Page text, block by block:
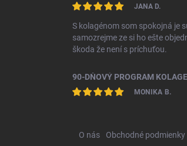
JANA D.
S kolagénom som spokojná je
samozrejme ze si ho ešte
škoda že není s príchuťou.
MONIKA B.
O nás Obchodné podmienky